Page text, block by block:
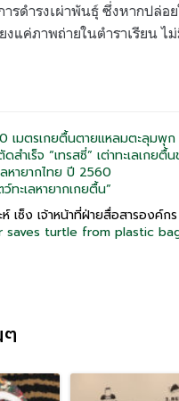
รดำรงเผ่าพันธ์ุ ซึ่งหากปล่อ
งแค่ภาพถ่ายในตำราเรียน ไ
เมตรเกยตื้นตายแหลมตะลุมพุก
ำเร็จ “เทรสซี่” เต่าทะเลเกยตื้
หายากไทย ปี 2560
ะเลหายากเกยตื้น”
เซ็ง เจ้าหน้าที่ฝ่ายสื่อสารองค์ก
saves turtle from plastic